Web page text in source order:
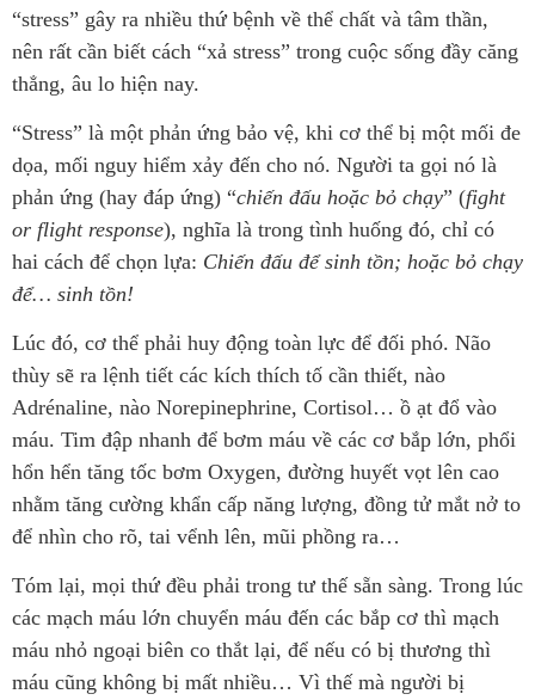
“stress” gây ra nhiều thứ bệnh về thể chất và tâm thần,
nên rất cần biết cách “xả stress” trong cuộc sống đầy căng
thẳng, âu lo hiện nay.
“Stress” là một phản ứng bảo vệ, khi cơ thể bị một mối đe
dọa, mối nguy hiểm xảy đến cho nó. Người ta gọi nó là
phản ứng (hay đáp ứng) “chiến đấu hoặc bỏ chạy” (fight
or flight response), nghĩa là trong tình huống đó, chỉ có
hai cách để chọn lựa: Chiến đấu để sinh tồn; hoặc bỏ chạy
để… sinh tồn!
Lúc đó, cơ thể phải huy động toàn lực để đối phó. Não
thùy sẽ ra lệnh tiết các kích thích tố cần thiết, nào
Adrénaline, nào Norepinephrine, Cortisol… ồ ạt đổ vào
máu. Tim đập nhanh để bơm máu về các cơ bắp lớn, phổi
hổn hển tăng tốc bơm Oxygen, đường huyết vọt lên cao
nhằm tăng cường khẩn cấp năng lượng, đồng tử mắt nở to
để nhìn cho rõ, tai vểnh lên, mũi phồng ra…
Tóm lại, mọi thứ đều phải trong tư thế sẵn sàng. Trong lúc
các mạch máu lớn chuyển máu đến các bắp cơ thì mạch
máu nhỏ ngoại biên co thắt lại, để nếu có bị thương thì
máu cũng không bị mất nhiều… Vì thế mà người bị